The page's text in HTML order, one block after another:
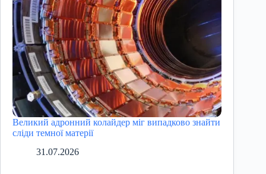
Великий адронний колайдер міг випадково знайти
сліди темної матерії
31.07.2026